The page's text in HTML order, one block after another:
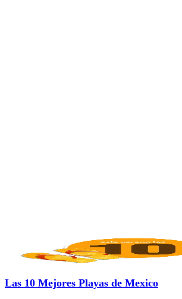
Las 10 Mejores Playas de Mexico